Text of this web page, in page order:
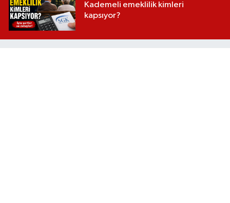
Kademeli emeklilik kimleri
kapsıyor?